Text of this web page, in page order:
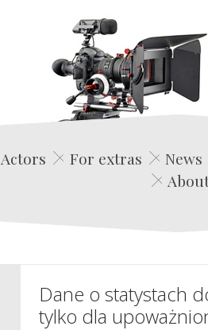
Actors For extras News
Dane o statystach
tylko dla